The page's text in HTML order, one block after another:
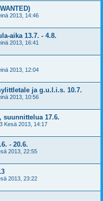
2013, 14:46
aika 13.7. - 4.8.
2013, 16:41
2013, 12:04
ja g.u.l.i.s. 10.7.
2013, 10:56
suunnittelua 17.6.
Kesä 2013, 14:17
- 20.6.
2013, 22:55
2013, 23:22